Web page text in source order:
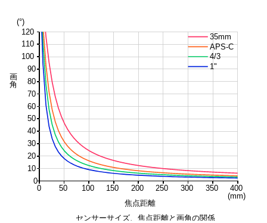
0 50 100 150 200 250 300 350
400
(mm)
焦点距離
センサーサイズ、焦点距離と画角の関係
0
10
20
30
40
50
60
70
80
90
100
110
120
(°)
画角
35mm
APS-C
4/3
1"